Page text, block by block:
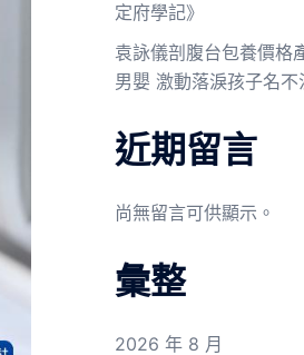
定府學記》
袁詠儀剖腹台包養價格
男嬰 激動落淚孩子名不
近期留言
尚無留言可供顯示。
彙整
2026 年 8 月